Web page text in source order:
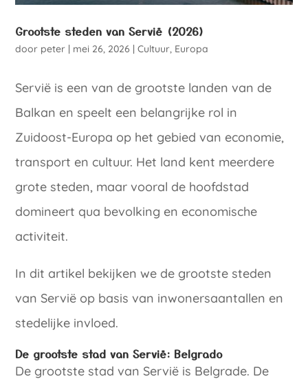
Grootste steden van Servië (2026)
door peter | mei 26, 2026 |Cultuur Europa
Servië is een van de grootste landen van de
Balkan en speelt een belangrijke rol in
Zuidoost-Europa op het gebied van economie,
transport en cultuur. Het land kent meerdere
grote steden, maar vooral de hoofdstad
domineert qua bevolking en economische
activiteit.
In dit artikel bekijken we de grootste steden
van Servië op basis van inwonersaantallen en
stedelijke invloed.
De grootste stad van Servië: Belgrado
De grootste stad van Servië is Belgrade. De